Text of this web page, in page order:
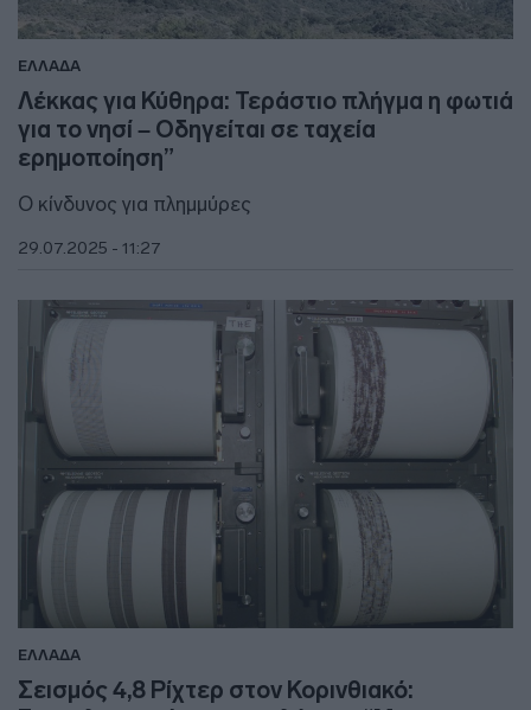
ΕΛΛΑΔΑ
Λέκκας για Κύθηρα: Τεράστιο πλήγμα η φωτιά
για το νησί – Οδηγείται σε ταχεία
ερημοποίηση”
Ο κίνδυνος για πλημμύρες
29.07.2025 - 11:27
ΕΛΛΑΔΑ
Σεισμός 4,8 Ρίχτερ στον Κορινθιακό: